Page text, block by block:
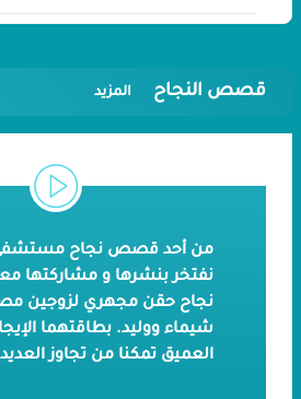
قصص النجاح المزيد
من أحد قصص نجاح مستشفي
نفتخر بنشرها و مشاركتها
نجاح حقن مجهري لزوجين
شيماء ووليد. بطاقتهما
العميق تمكنا من تجاوز